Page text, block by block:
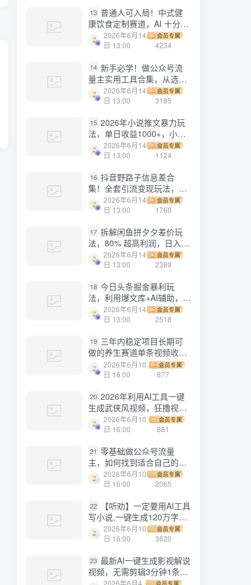
【副业项目3389期】餐饮行业怎么做抖音（绒姐餐饮短视频“0”元爆店课，专注餐饮线上线下运营干货） 【副业项目7458期】抖音外卖爆单流10万+视频病毒式复制【软件去重+详细教程】
13 普通人可入局！中式健
康饮食定制赛道，AI 十分钟
做爆款，变现超给力
2026年6月14
日 13:00
会员专属
4234
14 新手必学！做公众号流
量主实用工具合集，从选题
到变现，一篇搞定（新手必
备）
2026年6月14
日 13:00
会员专属
3185
15 2026年小说推文暴力玩
法，单日收益1000+，小白
看完即可上手
2026年6月14
日 13:00
会员专属
1124
16 抖音野路子信息差合
集！全套引流变现玩法，保
姆级拆解
2026年6月14
日 13:00
会员专属
1760
17 拆解闲鱼拼夕夕差价玩
法，80% 超高利润，日入轻
松过千2026年6月14
日 13:00
会员专属
2389
18 今日头条掘金暴利玩
法，利用爆文库+AI辅助，轻
松矩阵、当天起号，简单粗
暴，日入1000+
2026年6月14
日 13:00
会员专属
2518
19 三年内稳定项目长期可
做的养生赛道单条视频收入
22002026年6月10
日 16:00
会员专属
877
20 2026年利用AI工具一键
生成武侠风视频，狂撸视频
号分成计划收益，原创度
高，画面好看，轻松日入
2026年6月10
日 16:00
会员专属
881
21 零基础做公众号流量
主，如何找到适合自己的赛
道
2026年6月10
日 16:00
会员专属
2065
22
【听劝】一定要用AI工具
写小说,一键生成120万字，
躺着也能赚，月入2w+
2026年6月10
日 16:00
会员专属
3620
23 最新AI一键生成影视解说
视频，无需剪辑3分钟1条，